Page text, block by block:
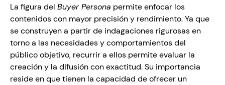
La figura del Buyer Persona permite enfocar los
contenidos con mayor precisión y rendimiento. Ya que
se construyen a partir de indagaciones rigurosas en
torno a las necesidades y comportamientos del
público objetivo, recurrir a ellos permite evaluar la
creación y la difusión con exactitud. Su importancia
reside en que tienen la capacidad de ofrecer un